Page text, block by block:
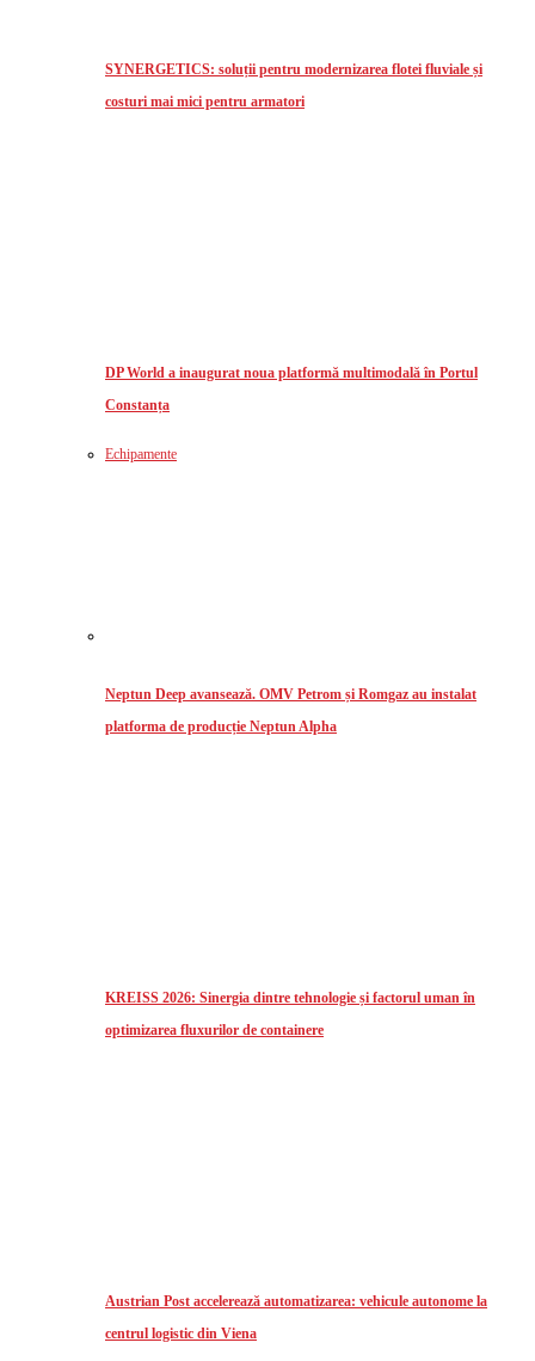
SYNERGETICS: soluții pentru modernizarea flotei fluviale și
costuri mai mici pentru armatori
DP World a inaugurat noua platformă multimodală în Portul
Constanța
Echipamente
Neptun Deep avansează. OMV Petrom și Romgaz au instalat
platforma de producție Neptun Alpha
KREISS 2026: Sinergia dintre tehnologie și factorul uman în
optimizarea fluxurilor de containere
Austrian Post accelerează automatizarea: vehicule autonome la
centrul logistic din Viena